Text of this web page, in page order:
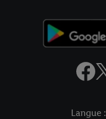
Langue :